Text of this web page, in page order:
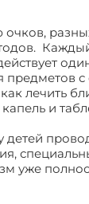
с
лечить
и
детей
уже